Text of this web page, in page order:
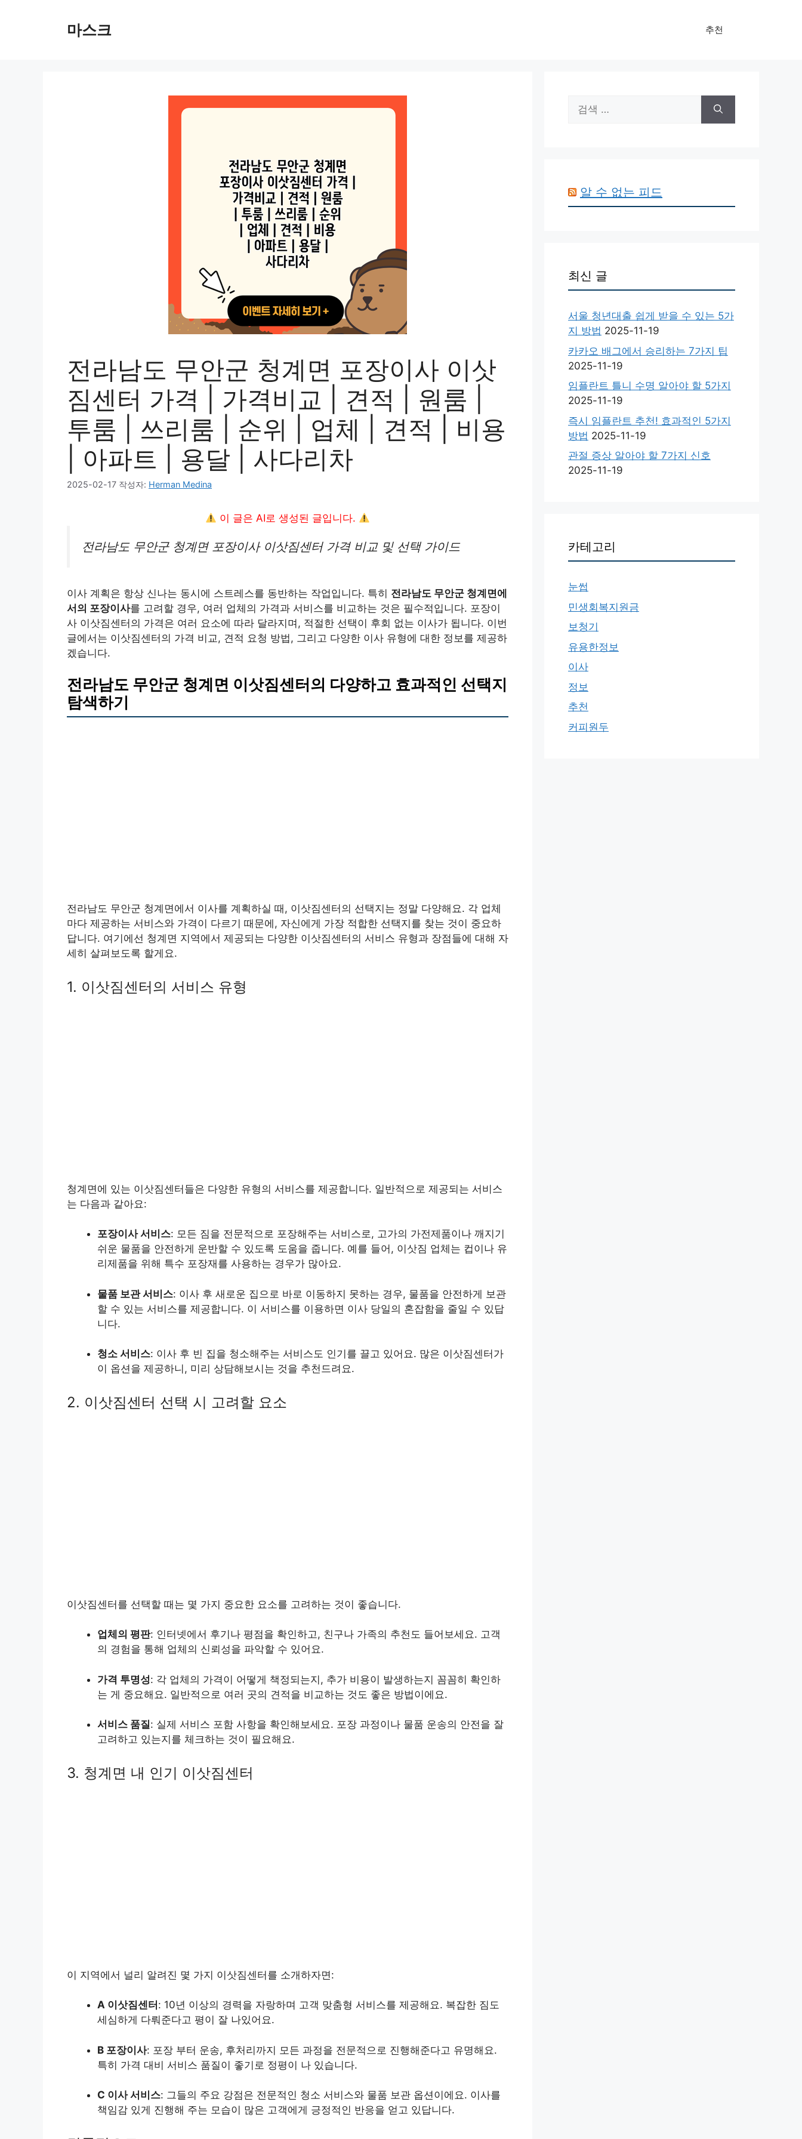
마스크 추천
전라남도 무안군 청계면 포장이사 이삿
짐센터 가격 | 가격비교 | 견적 | 원룸 |
투룸 | 쓰리룸 | 순위 | 업체 | 견적 | 비용
| 아파트 | 용달 | 사다리차
2025-02-17 작성자: Herman Medina
이 글은 AI로 생성된 글입니다.
전라남도 무안군 청계면 포장이사 이삿짐센터 가격 비교 및 선택 가이드
이사 계획은 항상 신나는 동시에 스트레스를 동반하는 작업입니다. 특히 전라남도 무안군 청계면에
서의 포장이사를 고려할 경우, 여러 업체의 가격과 서비스를 비교하는 것은 필수적입니다. 포장이
사 이삿짐센터의 가격은 여러 요소에 따라 달라지며, 적절한 선택이 후회 없는 이사가 됩니다. 이번
글에서는 이삿짐센터의 가격 비교, 견적 요청 방법, 그리고 다양한 이사 유형에 대한 정보를 제공하
겠습니다.
전라남도 무안군 청계면 이삿짐센터의 다양하고 효과적인 선택지
탐색하기
전라남도 무안군 청계면에서 이사를 계획하실 때, 이삿짐센터의 선택지는 정말 다양해요. 각 업체
마다 제공하는 서비스와 가격이 다르기 때문에, 자신에게 가장 적합한 선택지를 찾는 것이 중요하
답니다. 여기에선 청계면 지역에서 제공되는 다양한 이삿짐센터의 서비스 유형과 장점들에 대해 자
세히 살펴보도록 할게요.
1. 이삿짐센터의 서비스 유형
청계면에 있는 이삿짐센터들은 다양한 유형의 서비스를 제공합니다. 일반적으로 제공되는 서비스
는 다음과 같아요:
포장이사 서비스: 모든 짐을 전문적으로 포장해주는 서비스로, 고가의 가전제품이나 깨지기
쉬운 물품을 안전하게 운반할 수 있도록 도움을 줍니다. 예를 들어, 이삿짐 업체는 컵이나 유
리제품을 위해 특수 포장재를 사용하는 경우가 많아요.
물품 보관 서비스: 이사 후 새로운 집으로 바로 이동하지 못하는 경우, 물품을 안전하게 보관
할 수 있는 서비스를 제공합니다. 이 서비스를 이용하면 이사 당일의 혼잡함을 줄일 수 있답
니다.
청소 서비스: 이사 후 빈 집을 청소해주는 서비스도 인기를 끌고 있어요. 많은 이삿짐센터가
이 옵션을 제공하니, 미리 상담해보시는 것을 추천드려요.
2. 이삿짐센터 선택 시 고려할 요소
이삿짐센터를 선택할 때는 몇 가지 중요한 요소를 고려하는 것이 좋습니다.
업체의 평판: 인터넷에서 후기나 평점을 확인하고, 친구나 가족의 추천도 들어보세요. 고객
의 경험을 통해 업체의 신뢰성을 파악할 수 있어요.
가격 투명성: 각 업체의 가격이 어떻게 책정되는지, 추가 비용이 발생하는지 꼼꼼히 확인하
는 게 중요해요. 일반적으로 여러 곳의 견적을 비교하는 것도 좋은 방법이에요.
서비스 품질: 실제 서비스 포함 사항을 확인해보세요. 포장 과정이나 물품 운송의 안전을 잘
고려하고 있는지를 체크하는 것이 필요해요.
3. 청계면 내 인기 이삿짐센터
이 지역에서 널리 알려진 몇 가지 이삿짐센터를 소개하자면:
A 이삿짐센터 : 10년 이상의 경력을 자랑하며 고객 맞춤형 서비스를 제공해요. 복잡한 짐도
세심하게 다뤄준다고 평이 잘 나있어요.
B 포장이사: 포장 부터 운송, 후처리까지 모든 과정을 전문적으로 진행해준다고 유명해요.
특히 가격 대비 서비스 품질이 좋기로 정평이 나 있습니다.
C 이사 서비스: 그들의 주요 강점은 전문적인 청소 서비스와 물품 보관 옵션이에요. 이사를
책임감 있게 진행해 주는 모습이 많은 고객에게 긍정적인 반응을 얻고 있답니다.
색:
알 수 없는 피드
최신 글
서울 청년대출 쉽게 받을 수 있는 5가
지 방법 2025-11-19
카카오 배그에서 승리하는 7가지 팁
2025-11-19
임플란트 틀니 수명 알아야 할 5가지
2025-11-19
즉시 임플란트 추천! 효과적인 5가지
방법 2025-11-19
관절 증상 알아야 할 7가지 신호
2025-11-19
카테고리
눈썹
민생회복지원금
보청기
유용한정보
이사
정보
추천
커피원두